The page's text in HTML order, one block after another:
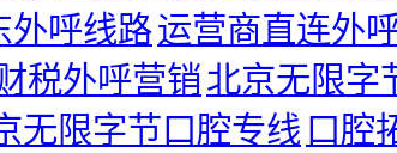
外呼线路运营商直连外
税外呼营销北京无限字
无限字节口腔专线 口腔